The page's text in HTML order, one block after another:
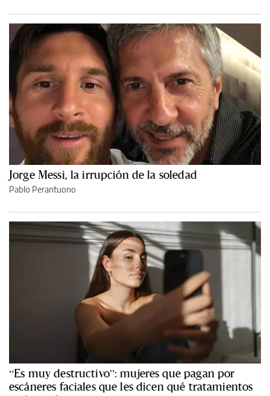
Jorge Messi, la irrupción de la soledad
Pablo Perantuono
“Es muy destructivo”: mujeres que pagan por
escáneres faciales que les dicen qué tratamientos